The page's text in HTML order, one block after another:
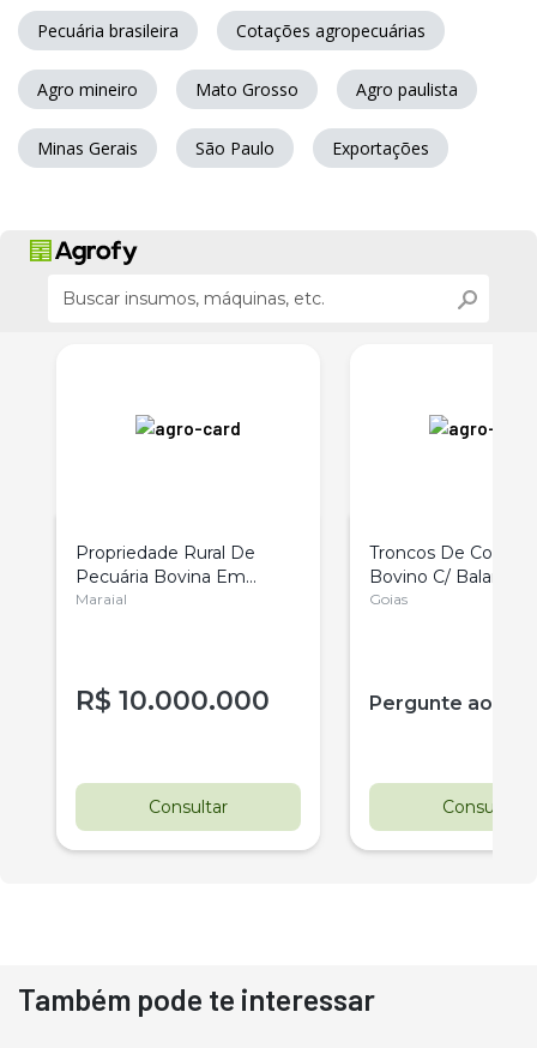
Pecuária brasileira Cotações agropecuárias
Agro mineiro Mato Grosso Agro paulista
Minas Gerais São Paulo Exportações
Propriedade Rural De
Pecuária Bovina Em
Pernambuco
Maraial
R$ 10.000.000
Consultar
Troncos De
Bovino C/ Balança
Eletrônica Brete
Goias
Pergunte ao
Consultar
Também pode te interessar